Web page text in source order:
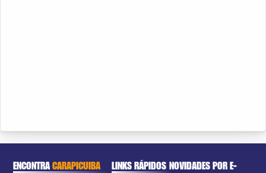
ENCONTRACARAPICUIBA LINKS RÁPIDOS NOVIDADES POR E-